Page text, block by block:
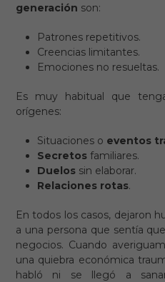
generación son:
Patrones repetitivos.
Creencias limitantes.
Emociones no resueltas.
Es muy habitual que
orígenes:
Situaciones o eventos
Secretosfamiliares.
Duelossin elaborar.
Relaciones rotas.
En todos los casos, dejaron
a una persona que sentía
negocios. Cuando
una quiebra económica
habló ni se llegó a